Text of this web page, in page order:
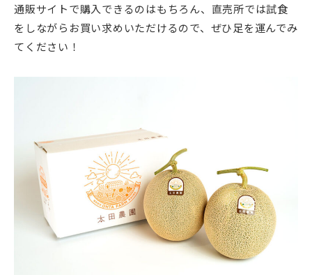
通販サイトで購入できるのはもちろん、直売所では試食
をしながらお買い求めいただけるので、ぜひ足を運んでみ
てください！